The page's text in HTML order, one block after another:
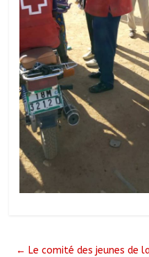
← Le comité des jeunes de